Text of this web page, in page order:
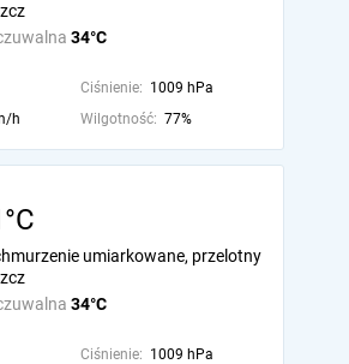
34°C
Ciśnienie: 1009 hPa
h Wilgotność: 77%
34°C
umiarkowane, przelotny
Ciśnienie: 1009 hPa